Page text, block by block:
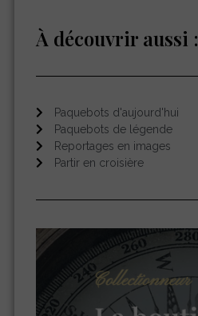
À découvrir aussi :
Paquebots d'aujourd'hui
Paquebots de légende
Reportages en images
Partir en croisière